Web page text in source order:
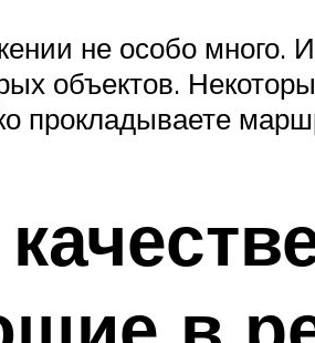
не особо много.
объектов.
прокладываете